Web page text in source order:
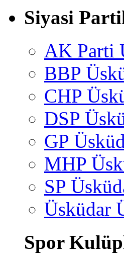
Siyasi
AK Parti
BBP
CHP
DSP
GP
MHP
SP
Üsküdar
Spor